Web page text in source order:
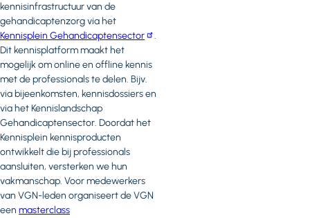
kennisinfrastructuur van de
gehandicaptenzorg via het
Kennisplein Gehandicaptensector
.
Dit kennisplatform maakt het
mogelijk om online en offline kennis
met de professionals te delen. Bijv.
via bijeenkomsten, kennisdossiers en
via het Kennislandschap
Gehandicaptensector. Doordat het
Kennisplein kennisproducten
ontwikkelt die bij professionals
aansluiten, versterken we hun
vakmanschap. Voor medewerkers
van VGN-leden organiseert de VGN
een masterclass